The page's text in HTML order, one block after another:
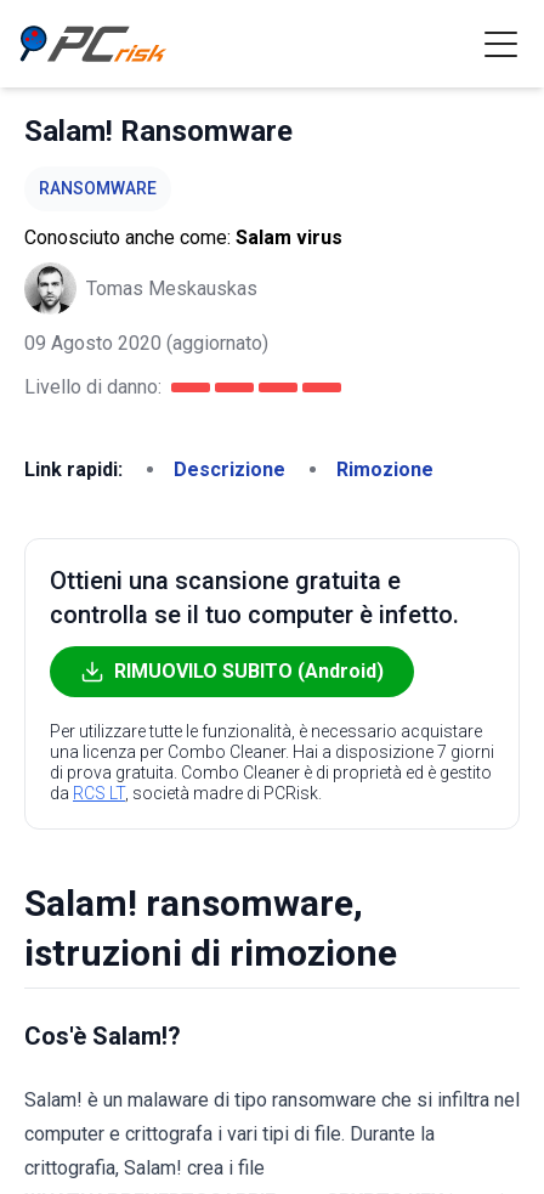
Salam! Ransomware
RANSOMWARE
Conosciuto anche come: Salam virus
Tomas Meskauskas
09 Agosto 2020 (aggiornato)
Livello di danno:
Link rapidi: Descrizione Rimozione
Ottieni una scansione gratuita e
controlla se il tuo computer è infetto.
RIMUOVILO SUBITO (Android)
Per utilizzare tutte le funzionalità, è necessario acquistare
una licenza per Combo Cleaner. Hai a disposizione 7 giorni
di prova gratuita. Combo Cleaner è di proprietà ed è gestito
da RCS LT, società madre di PCRisk.
Salam! ransomware,
istruzioni di rimozione
Cos'è Salam!?
Salam! è un malaware di tipo ransomware che si infiltra nel
computer e crittografa i vari tipi di file. Durante la
crittografia, Salam! crea i file